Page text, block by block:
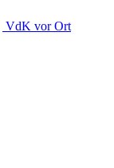
VdK vor Ort